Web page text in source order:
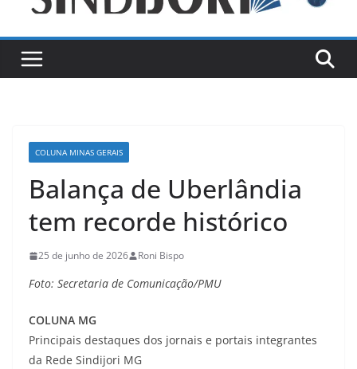
COLUNA MINAS GERAIS
Balança de Uberlândia
tem recorde histórico
25 de junho de 2026 Roni Bispo
Foto: Secretaria de Comunicação/PMU
COLUNA MG
Principais destaques dos jornais e portais integrantes
da Rede Sindijori MG